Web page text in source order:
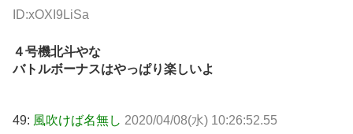
ID:xOXI9LiSa
４号機北斗やな
バトルボーナスはやっぱり楽しいよ
49: 風吹けば名無し 2020/04/08(水) 10:26:52.55